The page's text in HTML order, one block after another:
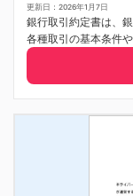
更新日：2026年1月7日
銀行取引約定書は、
各種取引の基本条件